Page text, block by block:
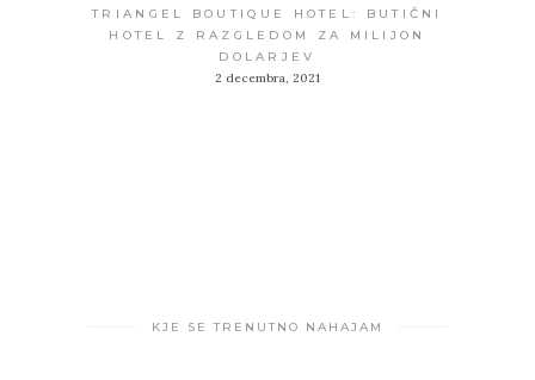
TRIANGEL BOUTIQUE HOTEL: BUTIČNI
HOTEL Z RAZGLEDOM ZA MILIJON
DOLARJEV
2 decembra, 2021
KJE SE TRENUTNO NAHAJAM